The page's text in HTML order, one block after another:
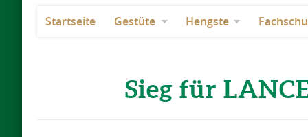
Startseite Gestüte Hengste
Sieg für